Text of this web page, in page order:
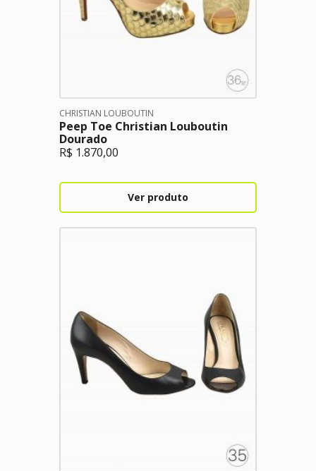
CHRISTIAN LOUBOUTIN
Peep Toe Christian Louboutin
Dourado
R$ 1.870,00
Ver produto